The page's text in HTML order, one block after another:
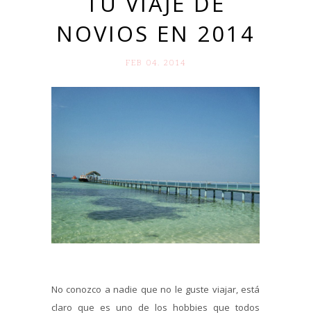
NOVIOS EN 2014
FEB 04. 2014
No conozco a nadie que no le guste viajar, está
claro que es uno de los hobbies que todos